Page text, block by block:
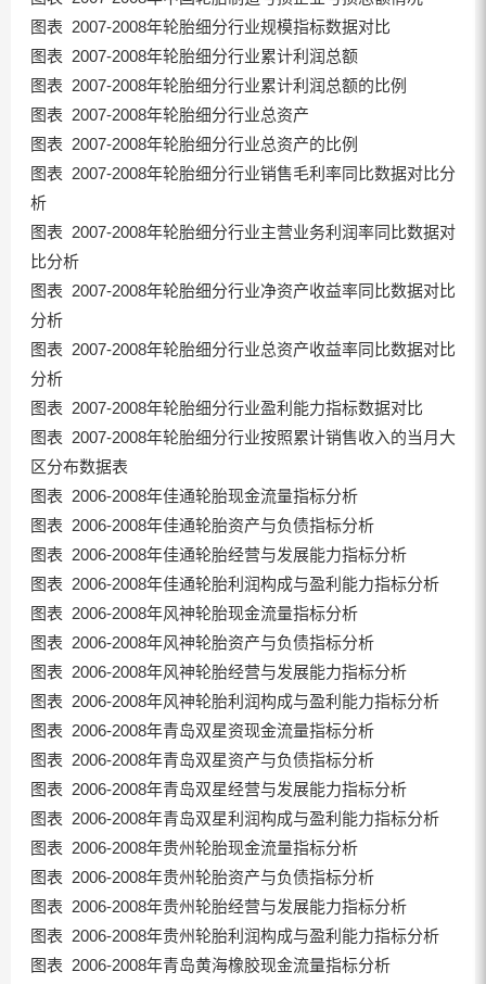
图表 2007-2008年轮胎细分行业规模指标数据对比
图表 2007-2008年轮胎细分行业累计利润总额
图表 2007-2008年轮胎细分行业累计利润总额的比例
图表 2007-2008年轮胎细分行业总资产
图表 2007-2008年轮胎细分行业总资产的比例
图表 2007-2008年轮胎细分行业销售毛利率同比数据对比分
析
图表 2007-2008年轮胎细分行业主营业务利润率同比数据对
比分析
图表 2007-2008年轮胎细分行业净资产收益率同比数据对比
分析
图表 2007-2008年轮胎细分行业总资产收益率同比数据对比
分析
图表 2007-2008年轮胎细分行业盈利能力指标数据对比
图表 2007-2008年轮胎细分行业按照累计销售收入的当月大
区分布数据表
图表 2006-2008年佳通轮胎现金流量指标分析
图表 2006-2008年佳通轮胎资产与负债指标分析
图表 2006-2008年佳通轮胎经营与发展能力指标分析
图表 2006-2008年佳通轮胎利润构成与盈利能力指标分析
图表 2006-2008年风神轮胎现金流量指标分析
图表 2006-2008年风神轮胎资产与负债指标分析
图表 2006-2008年风神轮胎经营与发展能力指标分析
图表 2006-2008年风神轮胎利润构成与盈利能力指标分析
图表 2006-2008年青岛双星资现金流量指标分析
图表 2006-2008年青岛双星资产与负债指标分析
图表 2006-2008年青岛双星经营与发展能力指标分析
图表 2006-2008年青岛双星利润构成与盈利能力指标分析
图表 2006-2008年贵州轮胎现金流量指标分析
图表 2006-2008年贵州轮胎资产与负债指标分析
图表 2006-2008年贵州轮胎经营与发展能力指标分析
图表 2006-2008年贵州轮胎利润构成与盈利能力指标分析
图表 2006-2008年青岛黄海橡胶现金流量指标分析